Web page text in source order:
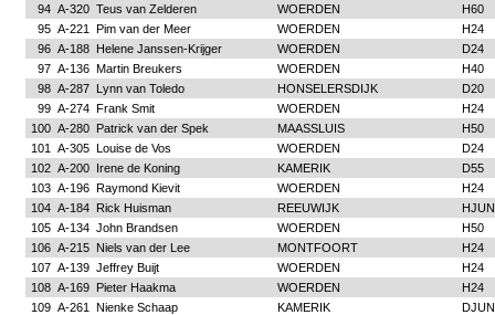
94 A-320 Teus van Zelderen WOERDEN
H60
95 A-221 Pim van der Meer WOERDEN
H24
96 A-188 Helene Janssen-Krijger WOERDEN
D24
97 A-136 Martin Breukers WOERDEN
H40
98 A-287 Lynn van Toledo HONSELERSDIJK
D20
99 A-274 Frank Smit WOERDEN
H24
100 A-280 Patrick van der Spek MAASSLUIS
H50
101
A-305 Louise de Vos WOERDEN
D24
102 A-200 Irene de Koning KAMERIK
D55
103 A-196 Raymond Kievit WOERDEN
H24
104 A-184 Rick Huisman REEUWIJK
HJUN
105 A-134 John Brandsen WOERDEN
H50
106 A-215 Niels van der Lee MONTFOORT
H24
107 A-139 Jeffrey Buijt WOERDEN
H24
108 A-169 Pieter Haakma WOERDEN
H24
109 A-261 Nienke Schaap KAMERIK
DJUN